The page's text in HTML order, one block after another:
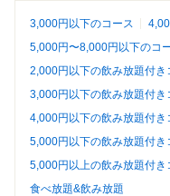
3,000円以下のコース
5,000円〜8,000円以下のコ
2,000円以下の飲み放題付き
3,000円以下の飲み放題付き
4,000円以下の飲み放題付き
5,000円以下の飲み放題付き
5,000円以上の飲み放題付き
食べ放題&飲み放題